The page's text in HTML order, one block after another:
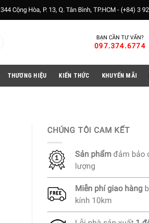
344 Cộng Hòa, P. 13, Q. Tân Bình, TP.HCM - (+84) 3
BẠN CẦN TƯ VẤN?
097.374.6774
THƯƠNG HIỆU KIẾN THỨC KHUYẾN MÃI
CHÚNG TÔI CAM KẾT
Sản phẩm đảm bảo
lượng
Miễn phígiao hàng
kính 10km